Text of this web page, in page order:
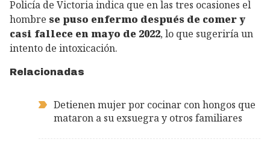
Policía de Victoria indica que en las tres ocasiones el
hombre se puso enfermo después de comer y
casi fallece en mayo de 2022, lo que sugeriría un
intento de intoxicación.
Relacionadas
Detienen mujer por cocinar con hongos que
mataron a su exsuegra y otros familiares